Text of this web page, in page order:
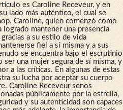
es Caroline Receveur, y en
lado más auténtico, el cual se
Caroline, quien comenzó como
mantener una presencia
a su estilo de vida
fiel a sí misma y a sus
se encuentra bajo el escrutinio
una mujer segura de sí misma, y
a las críticas. En algunas de estas
su lucha por aceptar su cuerpo
Caroline Receveur senos
públicamente por la estrella,
y su autenticidad son capaces